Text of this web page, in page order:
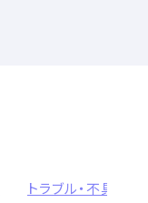
トラブル・不具合